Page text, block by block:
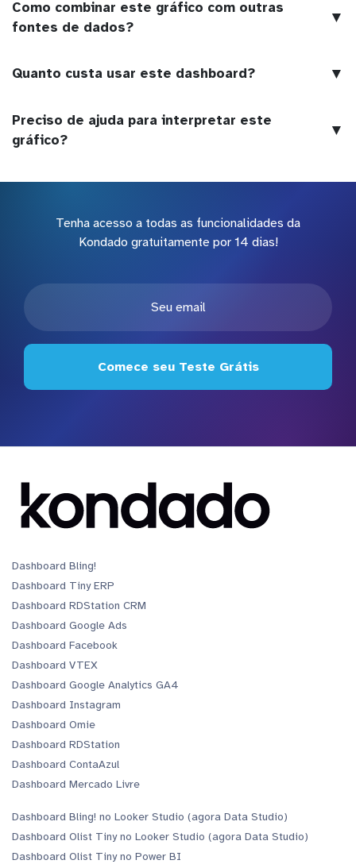
Como combinar este gráfico com outras
fontes de dados?
▼
Quanto custa usar este dashboard? ▼
Preciso de ajuda para interpretar este
gráfico?
▼
Tenha acesso a todas as funcionalidades da
Kondado gratuitamente por 14 dias!
Comece seu Teste Grátis
Dashboard Bling!
Dashboard Tiny ERP
Dashboard RDStation CRM
Dashboard Google Ads
Dashboard Facebook
Dashboard VTEX
Dashboard Google Analytics GA4
Dashboard Instagram
Dashboard Omie
Dashboard RDStation
Dashboard ContaAzul
Dashboard Mercado Livre
Dashboard Bling! no Looker Studio (agora Data Studio)
Dashboard Olist Tiny no Looker Studio (agora Data Studio)
Dashboard Olist Tiny no Power BI